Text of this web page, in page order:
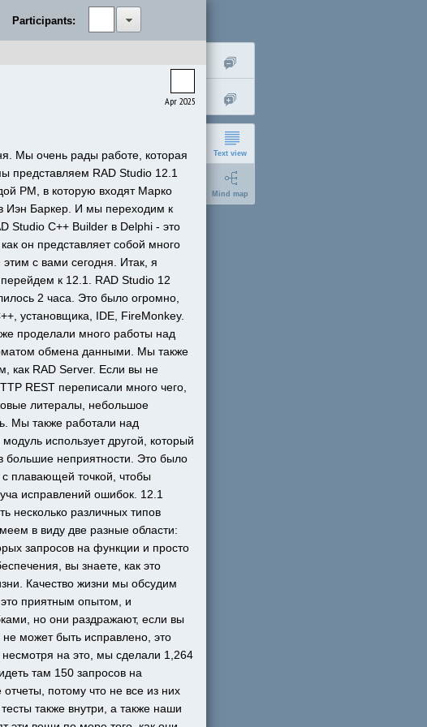
Text view
Mind map
expanded
Participants:
Apr 2025
Мы очень рады работе, которая
представляем RAD Studio 12.1
PM, в которую входят Марко
Иэн Баркер. И мы переходим к
Studio C++ Builder в Delphi - это
он представляет собой много
с вами сегодня. Итак, я
к 12.1. RAD Studio 12
2 часа. Это было огромно,
установщика, IDE, FireMonkey.
проделали много работы над
обмена данными. Мы также
как RAD Server. Если вы не
REST переписали много чего,
литералы, небольшое
Мы также работали над
использует другой, который
большие неприятности. Это было
плавающей точкой, чтобы
исправлений ошибок. 12.1
несколько различных типов
в виду две разные области:
запросов на функции и просто
вы знаете, как это
Качество жизни мы обсудим
приятным опытом, и
но они раздражают, если вы
может быть исправлено, это
несмотря на это, мы сделали 1,264
там 150 запросов на
потому что не все из них
также внутри, а также наши